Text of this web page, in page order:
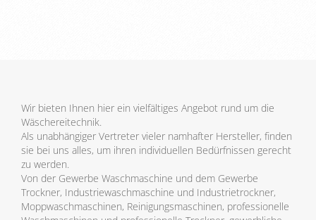
Wir bieten Ihnen hier ein vielfältiges Angebot rund um die
Wäschereitechnik.
Als unabhängiger Vertreter vieler namhafter Hersteller, finden
sie bei uns alles, um ihren individuellen Bedürfnissen gerecht
zu werden.
Von der Gewerbe Waschmaschine und dem Gewerbe
Trockner, Industriewaschmaschine und Industrietrockner,
Moppwaschmaschinen, Reinigungsmaschinen, professionelle